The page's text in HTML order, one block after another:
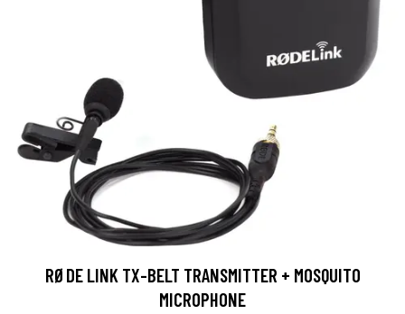
RØDE LINK TX-BELT TRANSMITTER + MOSQUITO
MICROPHONE